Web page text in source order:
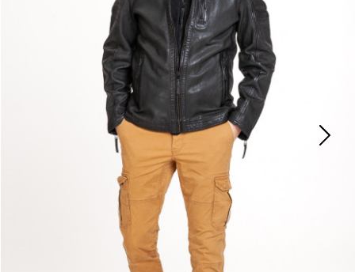
Pásky
Manikúry
Šály
Prodejny Služby
Kara klub
Extra výhodné
Slevy
Bundy a kabáty -50 %
Slovensky